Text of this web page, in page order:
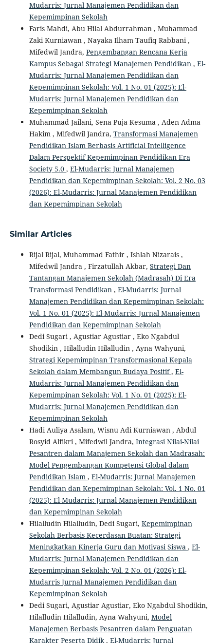
Mudarris: Jurnal Manajemen Pendidikan dan
Kepemimpinan Sekolah
Faris Mahdi, Abu Hilal Abdurrahman , Muhammad
Zaki Kurniawan , Nayaka Ilham Taufiq Rabbani ,
Mifedwil Jandra, Pengembangan Rencana Kerja
Kampus Sebagai Strategi Manajemen Pendidikan , El-
Mudarris: Jurnal Manajemen Pendidikan dan
Kepemimpinan Sekolah: Vol. 1 No. 01 (2025): El-
Mudarris: Jurnal Manajemen Pendidikan dan
Kepemimpinan Sekolah
Muhammad Jailani, Sena Puja Kesuma , Aden Adma
Hakim , Mifedwil Jandra, Transformasi Manajemen
Pendidikan Islam Berbasis Artificial Intelligence
Dalam Perspektif Kepemimpinan Pendidikan Era
Society 5.0 , El-Mudarris: Jurnal Manajemen
Pendidikan dan Kepemimpinan Sekolah: Vol. 2 No. 03
(2026): El-Mudarris: Jurnal Manajemen Pendidikan
dan Kepemimpinan Sekolah
Similar Articles
Rijal Rijal, Muhammad Fathir , Ishlah Nizarais ,
Mifedwil Jandra , Firzatullah Akbar, Strategi Dan
Tantangan Manajemen Sekolah (Madrasah) Di Era
Transformasi Pendidikan , El-Mudarris: Jurnal
Manajemen Pendidikan dan Kepemimpinan Sekolah:
Vol. 1 No. 01 (2025): El-Mudarris: Jurnal Manajemen
Pendidikan dan Kepemimpinan Sekolah
Dedi Sugari , Agustiar Agustiar , Eko Ngabdul
Shodikin , Hilalludin Hilalludin , Ayna Wahyuni,
Strategi Kepemimpinan Transformasional Kepala
Sekolah dalam Membangun Budaya Positif, El-
Mudarris: Jurnal Manajemen Pendidikan dan
Kepemimpinan Sekolah: Vol. 1 No. 01 (2025): El-
Mudarris: Jurnal Manajemen Pendidikan dan
Kepemimpinan Sekolah
Hadi Auliya Asalam, Wisnu Adi Kurniawan , Abdul
Rosyid Alfikri , Mifedwil Jandra, Integrasi Nilai-Nilai
Pesantren dalam Manajemen Sekolah dan Madrasah:
Model Pengembangan Kompetensi Global dalam
Pendidikan Islam , El-Mudarris: Jurnal Manajemen
Pendidikan dan Kepemimpinan Sekolah: Vol. 1 No. 01
(2025): El-Mudarris: Jurnal Manajemen Pendidikan
dan Kepemimpinan Sekolah
Hilalludin Hilalludin, Dedi Sugari, Kepemimpinan
Sekolah Berbasis Kecerdasan Buatan: Strategi
Meningkatkan Kinerja Guru dan Motivasi Siswa , El-
Mudarris: Jurnal Manajemen Pendidikan dan
Kepemimpinan Sekolah: Vol. 2 No. 01 (2026): El-
Mudarris Jurnal Manajemen Pendidikan dan
Kepemimpinan Sekolah
Dedi Sugari, Agustiar Agustiar, Eko Ngabdul Shodikin,
Hilalludin Hilalludin, Ayna Wahyuni, Model
Manajemen Berbasis Pesantren dalam Penguatan
Karakter Peserta Didik, El-Mudarris: Jurnal